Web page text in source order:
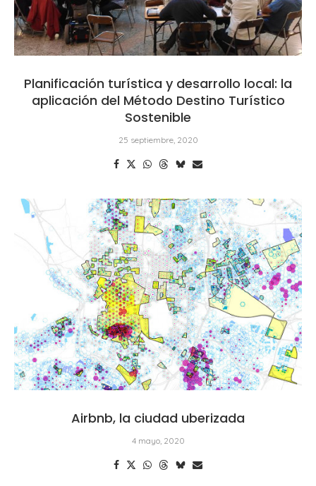
Planificación turística y desarrollo local: la
aplicación del Método Destino Turístico
Sostenible
25 septiembre, 2020
Airbnb, la ciudad uberizada
4 mayo, 2020